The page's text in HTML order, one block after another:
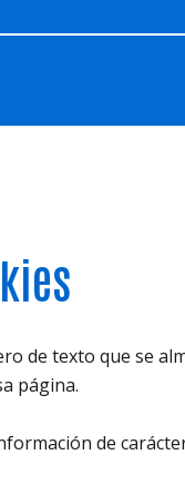
de texto que se
página.
de